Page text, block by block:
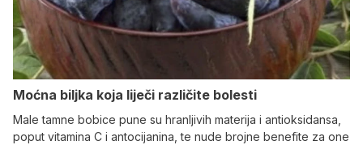
Moćna biljka koja liječi različite bolesti
Male tamne bobice pune su hranljivih materija i antioksidansa,
poput vitamina C i antocijanina, te nude brojne benefite za one